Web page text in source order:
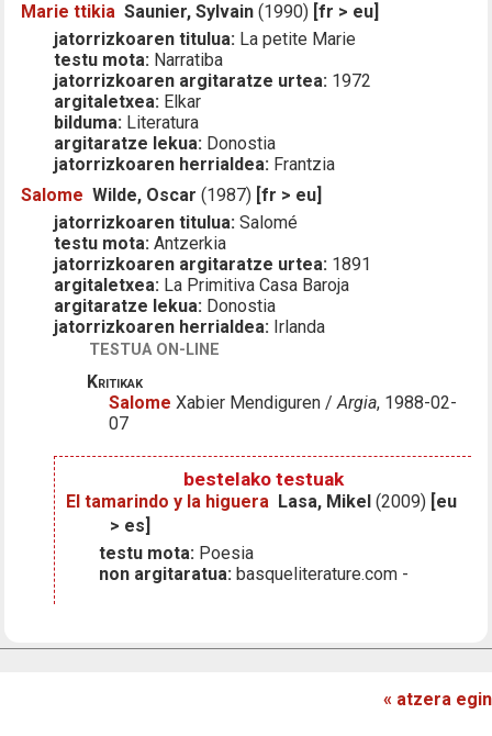
Marie ttikia Saunier, Sylvain (1990) [fr > eu]
jatorrizkoaren titulua: La petite Marie
testu mota: Narratiba
jatorrizkoaren argitaratze urtea: 1972
argitaletxea: Elkar
bilduma: Literatura
argitaratze lekua: Donostia
jatorrizkoaren herrialdea: Frantzia
Salome Wilde, Oscar (1987) [fr > eu]
jatorrizkoaren titulua: Salomé
testu mota: Antzerkia
jatorrizkoaren argitaratze urtea: 1891
argitaletxea: La Primitiva Casa Baroja
argitaratze lekua: Donostia
jatorrizkoaren herrialdea: Irlanda
TESTUA ON-LINE
Kritikak
Salome Xabier Mendiguren /Argia, 1988-02-
07
bestelako testuak
El tamarindo y la higuera Lasa, Mikel (2009) [eu
> es]
testu mota: Poesia
non argitaratua: basqueliterature.com -
« atzera egin